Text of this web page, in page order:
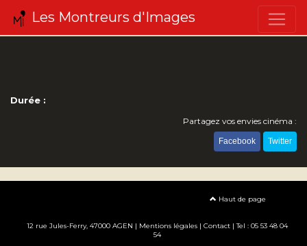
Les Montreurs d'Images
Durée :
Partagez vos envies cinéma :
Facebook Twitter
Haut de page
12 rue Jules-Ferry, 47000 AGEN | Mentions légales| Contact| Tel : 05 53 48 04
54